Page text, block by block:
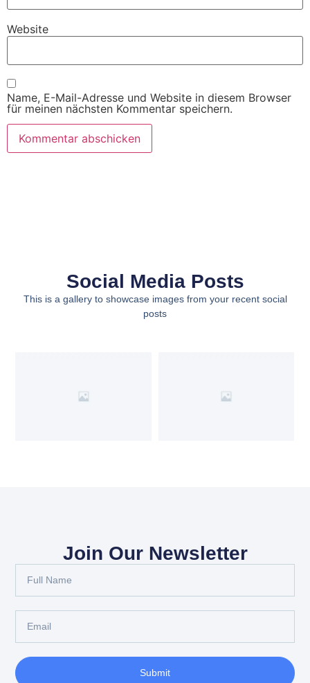
Website
Name, E-Mail-Adresse und Website in diesem Browser
für meinen nächsten Kommentar speichern.
Social Media Posts
This is a gallery to showcase images from your recent social
posts
Join Our Newsletter
Submit